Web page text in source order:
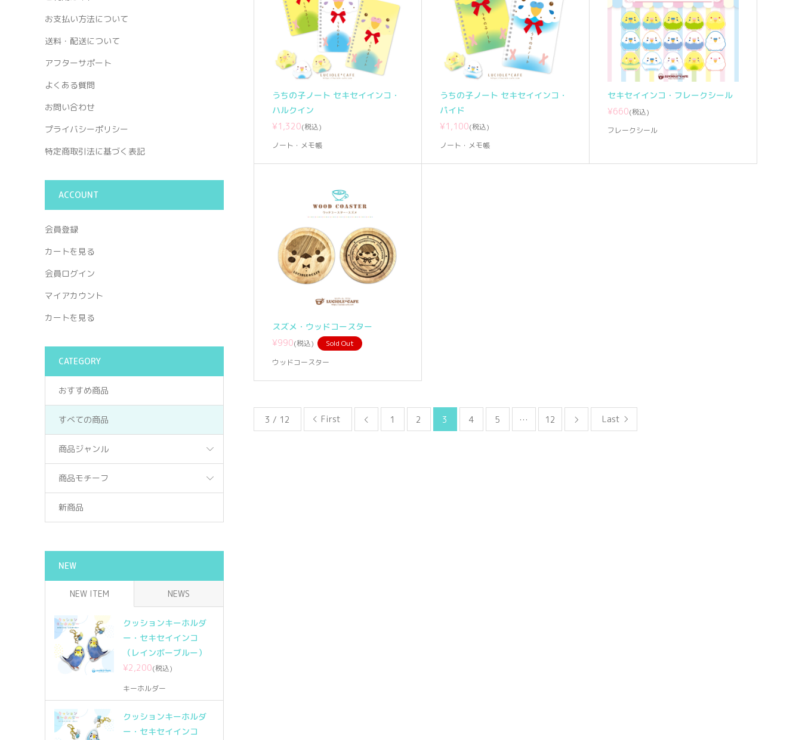
うちの子ノート セキセイインコ・
ハルクイン
¥1,320(税込)
ノート・メモ帳
うちの子ノート セキセイインコ・
パイド
¥1,100(税込)
ノート・メモ帳
セキセイインコ・フレークシール
¥660(税込)
フレークシール
スズメ・ウッドコースター
¥990(税込)
Sold Out
ウッドコースター
3 / 12 First  1 2 3 4 5 … 12  Last
お支払い方法について
送料・配送について
アフターサポート
よくある質問
お問い合わせ
プライバシーポリシー
特定商取引法に基づく表記
ACCOUNT
会員登録
カートを見る
会員ログイン
マイアカウント
カートを見る
CATEGORY
おすすめ商品
すべての商品
商品ジャンル
商品モチーフ
新商品
NEW
NEW ITEM NEWS
クッションキーホルダ
ー・セキセイインコ
（レインボーブルー）
¥2,200(税込)
キーホルダー
クッションキーホルダ
ー・セキセイインコ